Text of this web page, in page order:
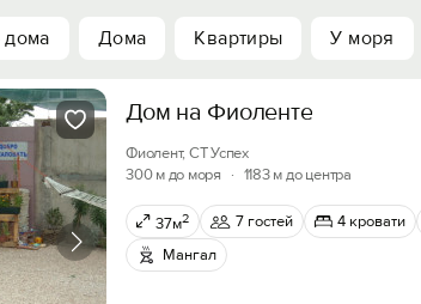
дома Дома Квартиры У моря
Дом на Фиоленте
Фиолент, СТ Успех
300 м до моря
· 1183 м до центра
37м2 7 гостей 4 кровати
Мангал